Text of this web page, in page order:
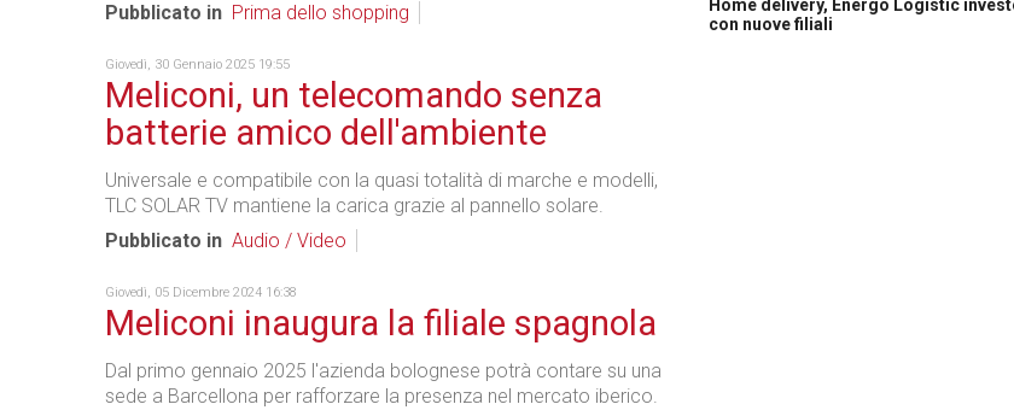
Pubblicato in Prima dello shopping
Giovedì, 30 Gennaio 2025 19:55
Meliconi, un telecomando senza
batterie amico dell'ambiente
Universale e compatibile con la quasi totalità di marche e modelli,
TLC SOLAR TV mantiene la carica grazie al pannello solare.
Pubblicato in Audio / Video
Giovedì, 05 Dicembre 2024 16:38
Meliconi inaugura la filiale spagnola
Dal primo gennaio 2025 l'azienda bolognese potrà contare su una
sede a Barcellona per rafforzare la presenza nel mercato iberico.
Home delivery, Energo Logistic
con nuove filiali